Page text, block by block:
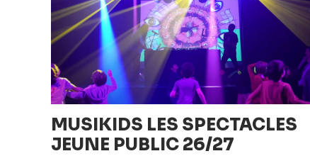
MUSIKIDS LES SPECTACLES
JEUNE PUBLIC 26/27